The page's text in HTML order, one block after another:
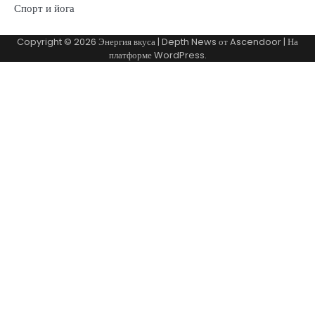
Спорт и йога
Copyright © 2026 Энергия вкуса| Depth News отAscendoor| На
платформеWordPress.